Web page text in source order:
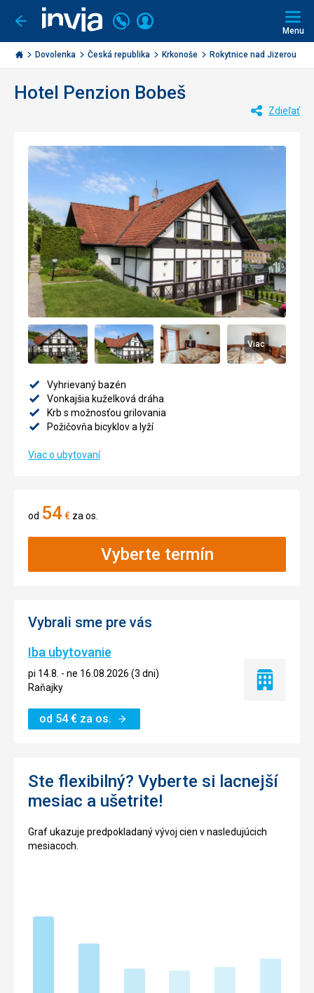
Ísť
späť
Invia.sk
Volajte
+421
2
3221
Prihlásiť
Menu
Dovolenka Česká republika Krkonoše Rokytnice nad Jizerou
Hotel Penzion Bobeš
Zdieľať
Viac
Vyhrievaný bazén
Vonkajšia kuželková dráha
Krb s možnosťou grilovania
Požičovňa bicyklov a lyží
Viac o ubytovaní
od 54€ za os.
Vyberte termín
Vybrali sme pre vás
Iba ubytovanie
pi 14.8. - ne 16.08.2026 (3 dni)
Raňajky
od 54€ za os.
Iba
Ste flexibilný? Vyberte si lacnejší
mesiac a ušetrite!
Graf ukazuje predpokladaný vývoj cien v nasledujúcich
mesiacoch.